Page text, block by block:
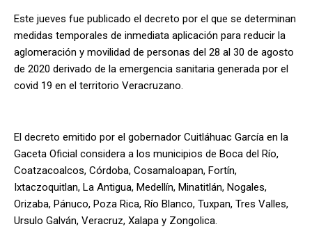
Este jueves fue publicado el decreto por el que se determinan
medidas temporales de inmediata aplicación para reducir la
aglomeración y movilidad de personas del 28 al 30 de agosto
de 2020 derivado de la emergencia sanitaria generada por el
covid 19 en el territorio Veracruzano.
El decreto emitido por el gobernador Cuitláhuac García en la
Gaceta Oficial considera a los municipios de Boca del Río,
Coatzacoalcos, Córdoba, Cosamaloapan, Fortín,
Ixtaczoquitlan, La Antigua, Medellín, Minatitlán, Nogales,
Orizaba, Pánuco, Poza Rica, Río Blanco, Tuxpan, Tres Valles,
Ursulo Galván, Veracruz, Xalapa y Zongolica.